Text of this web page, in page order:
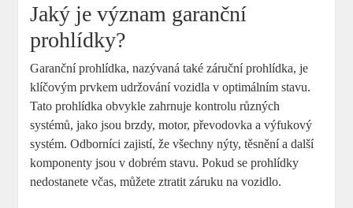
Jaký je význam garanční
prohlídky?
Garanční prohlídka, nazývaná také záruční prohlídka, je
klíčovým prvkem udržování vozidla v optimálním stavu.
Tato prohlídka obvykle zahrnuje kontrolu různých
systémů, jako jsou brzdy, motor, převodovka a výfukový
systém. Odborníci zajistí, že všechny nýty, těsnění a další
komponenty jsou v dobrém stavu. Pokud se prohlídky
nedostanete včas, můžete ztratit záruku na vozidlo.